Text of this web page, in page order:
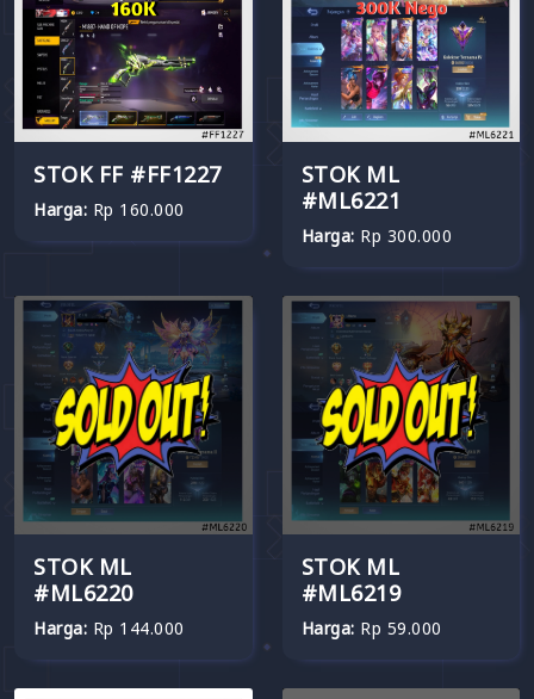
STOK FF #FF1227
Harga: Rp 160.000
STOK ML
#ML6221
Harga: Rp 300.000
STOK ML
#ML6220
Harga: Rp 144.000
STOK ML
#ML6219
Harga: Rp 59.000